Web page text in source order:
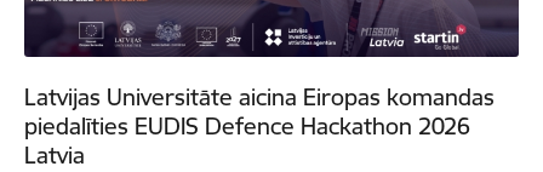
Latvijas Universitāte aicina Eiropas komandas
piedalīties EUDIS Defence Hackathon 2026
Latvia